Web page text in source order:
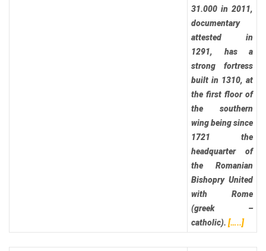
31.000 in 2011,
documentary
attested in
1291, has a
strong fortress
built in 1310, at
the first floor of
the southern
wing being since
1721 the
headquarter of
the Romanian
Bishopry United
with Rome
(greek –
catholic). […..]